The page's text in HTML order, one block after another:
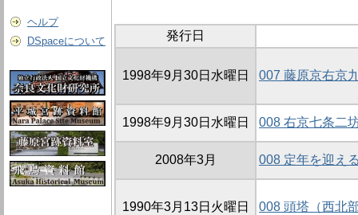
ヘルプ
DSpaceについて
発行日
1998年9月30日水曜日 007 藤原京右京
1998年9月30日水曜日 008 右京七条二
2008年3月 008 定年を迎え
1990年3月13日火曜日 008 頭塔（西北